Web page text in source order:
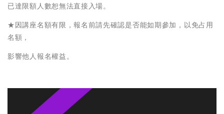
已達限額人數恕無法直接入場。
★因講座名額有限，報名前請先確認是否能如期參加，以免占用
名額，
影響他人報名權益。